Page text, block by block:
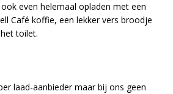
even helemaal opladen met een
Café koffie, een lekker vers broodje
toilet.
laad-aanbieder maar bij ons geen